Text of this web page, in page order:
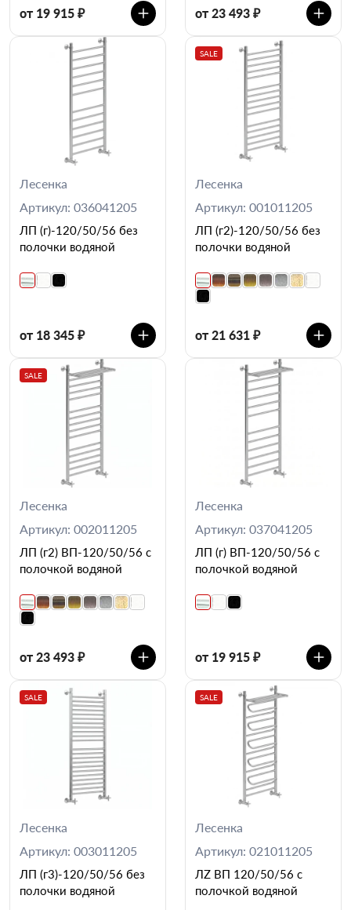
от 19 915 ₽ от 23 493 ₽
Лесенка
Артикул: 036041205
ЛП (г)-120/50/56 без
полочки водяной
от 18 345 ₽
SALE
Лесенка
Артикул: 001011205
ЛП (г2)-120/50/56 без
полочки водяной
от 21 631 ₽
SALE
Лесенка
Артикул: 002011205
ЛП (г2) ВП-120/50/56 с
полочкой водяной
от 23 493 ₽
Лесенка
Артикул: 037041205
ЛП (г) ВП-120/50/56 с
полочкой водяной
от 19 915 ₽
SALE
Лесенка
Артикул: 003011205
ЛП (г3)-120/50/56 без
полочки водяной
SALE
Лесенка
Артикул: 021011205
ЛZ ВП 120/50/56 с
полочкой водяной